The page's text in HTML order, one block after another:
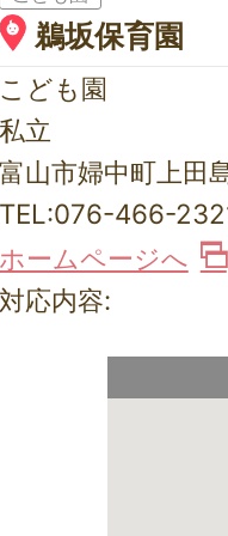
鵜坂保育園
こども園
私立
富山市婦中町上田
TEL:076-466-
ホームページへ
対応内容: